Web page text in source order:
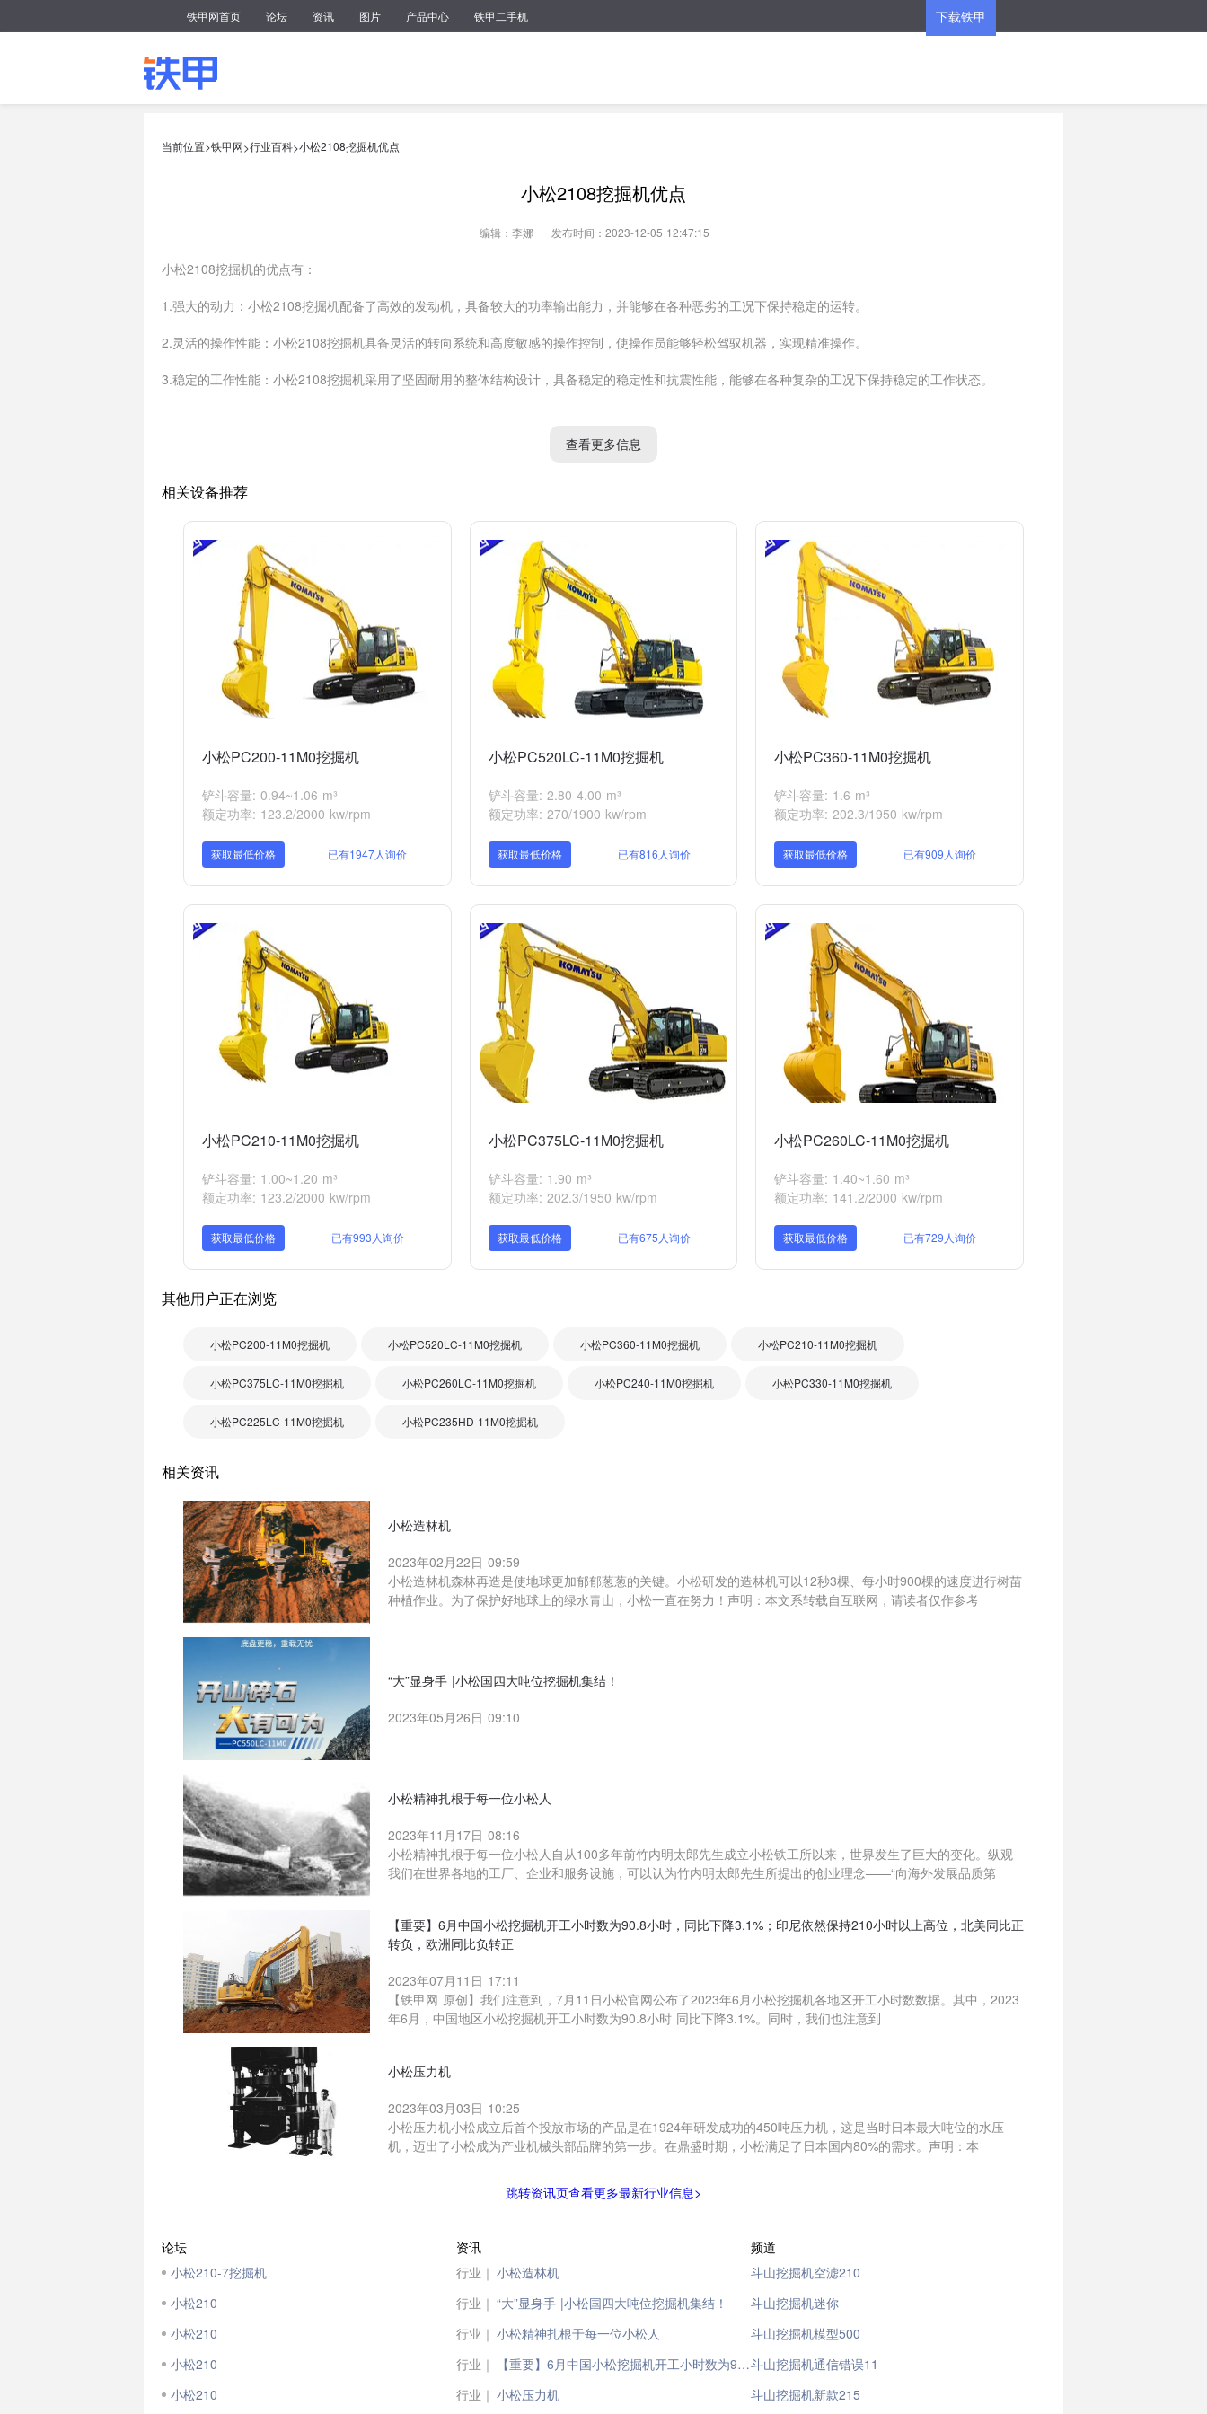
铁甲网首页 论坛 资讯 图片 产品中心 铁甲二手机
下载铁甲
当前位置>铁甲网>行业百科>小松2108挖掘机优点
小松2108挖掘机优点
编辑：李娜 发布时间：2023-12-05 12:47:15
小松2108挖掘机的优点有：
1.强大的动力：小松2108挖掘机配备了高效的发动机，具备较大的功率输出能力，并能够在各种恶劣的工况下保持稳定的运转。
2.灵活的操作性能：小松2108挖掘机具备灵活的转向系统和高度敏感的操作控制，使操作员能够轻松驾驭机器，实现精准操作。
3.稳定的工作性能：小松2108挖掘机采用了坚固耐用的整体结构设计，具备稳定的稳定性和抗震性能，能够在各种复杂的工况下保持稳定的工作状态。
5.舒适的操作环境：小松2108挖掘机配置了宽敞舒适的驾驶室，并采用减振装置，能够减轻操作员的疲劳感，提供良好的作业环境。
总而言之，小松2108挖掘机具备强大的动力、灵活的操作性能、稳定的工作性能、优秀的挖掘效率和舒适的操作环境等多个优点，非常适合各类挖掘作业。
查看更多信息
相关设备推荐
小松PC200-11M0挖掘机
铲斗容量: 0.94~1.06 m³
额定功率: 123.2/2000 kw/rpm
获取最低价格 已有1947人询价
小松PC520LC-11M0挖掘机
铲斗容量: 2.80-4.00 m³
额定功率: 270/1900 kw/rpm
获取最低价格 已有816人询价
小松PC360-11M0挖掘机
铲斗容量: 1.6 m³
额定功率: 202.3/1950 kw/rpm
获取最低价格 已有909人询价
小松PC210-11M0挖掘机
铲斗容量: 1.00~1.20 m³
额定功率: 123.2/2000 kw/rpm
获取最低价格 已有993人询价
小松PC375LC-11M0挖掘机
铲斗容量: 1.90 m³
额定功率: 202.3/1950 kw/rpm
获取最低价格 已有675人询价
小松PC260LC-11M0挖掘机
铲斗容量: 1.40~1.60 m³
额定功率: 141.2/2000 kw/rpm
获取最低价格 已有729人询价
其他用户正在浏览
小松PC200-11M0挖掘机 小松PC520LC-11M0挖掘机 小松PC360-11M0挖掘机 小松PC210-11M0挖掘机
小松PC375LC-11M0挖掘机 小松PC260LC-11M0挖掘机 小松PC240-11M0挖掘机 小松PC330-11M0挖掘机
小松PC225LC-11M0挖掘机 小松PC235HD-11M0挖掘机
相关资讯
小松造林机
2023年02月22日 09:59
小松造林机森林再造是使地球更加郁郁葱葱的关键。小松研发的造林机可以12秒3棵、每小时900棵的速度进行树苗
种植作业。为了保护好地球上的绿水青山，小松一直在努力！声明：本文系转载自互联网，请读者仅作参考
“大”显身手 |小松国四大吨位挖掘机集结！
2023年05月26日 09:10
小松精神扎根于每一位小松人
2023年11月17日 08:16
小松精神扎根于每一位小松人自从100多年前竹内明太郎先生成立小松铁工所以来，世界发生了巨大的变化。纵观
我们在世界各地的工厂、企业和服务设施，可以认为竹内明太郎先生所提出的创业理念——“向海外发展品质第
【重要】6月中国小松挖掘机开工小时数为90.8小时，同比下降3.1%；印尼依然保持210小时以上高位，北美同比正
转负，欧洲同比负转正
2023年07月11日 17:11
【铁甲网 原创】我们注意到，7月11日小松官网公布了2023年6月小松挖掘机各地区开工小时数数据。其中，2023
年6月，中国地区小松挖掘机开工小时数为90.8小时 同比下降3.1%。同时，我们也注意到
小松压力机
2023年03月03日 10:25
小松压力机小松成立后首个投放市场的产品是在1924年研发成功的450吨压力机，这是当时日本最大吨位的水压
机，迈出了小松成为产业机械头部品牌的第一步。在鼎盛时期，小松满足了日本国内80%的需求。声明：本
跳转资讯页查看更多最新行业信息>
论坛
小松210-7挖掘机
小松210
小松210
小松210
小松210
资讯
行业｜ 小松造林机
行业｜ “大”显身手 |小松国四大吨位挖掘机集结！
行业｜ 小松精神扎根于每一位小松人
行业｜
【重要】6月中国小松挖掘机开工小时数为90.8小时，同比下降3.1%；印尼依然保持210小时以上高位，北美同比正转负，欧洲同比负转正
行业｜ 小松压力机
频道
斗山挖掘机空滤210
斗山挖掘机迷你
斗山挖掘机模型500
斗山挖掘机通信错误11
斗山挖掘机新款215